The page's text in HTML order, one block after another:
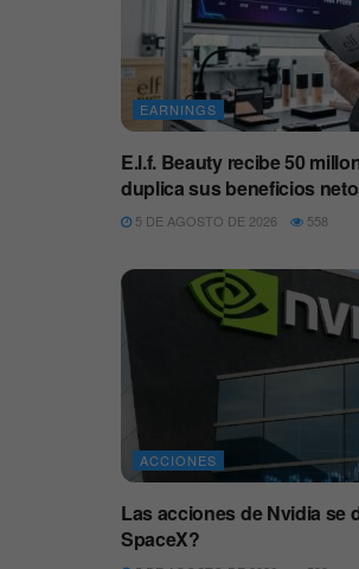
EARNINGS
E.l.f. Beauty recibe 50
duplica sus beneficios
5 DE AGOSTO DE 2026 558
ACCIONES
Las acciones de Nvidia se
SpaceX?